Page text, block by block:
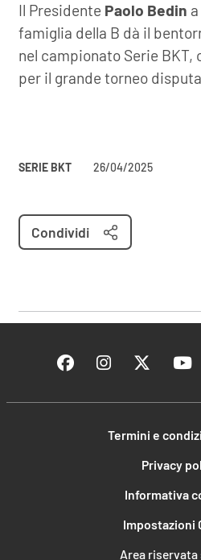
Il Presidente Paolo Bedin
famiglia della B dà il
nel campionato Serie
per il grande torneo
SERIE BKT 26/04/2025
Condividi
Termini e
Privacy
Informativa
Impostazioni
Area